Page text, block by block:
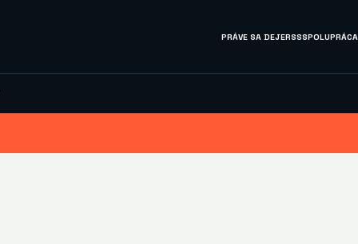
PRÁVE SA DEJERSSSPOLUPRÁCA